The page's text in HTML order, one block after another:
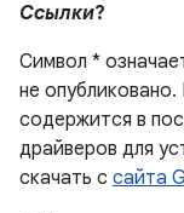
Ссылки?
Символ *
не
содержится в
драйверов для
скачать с сайта